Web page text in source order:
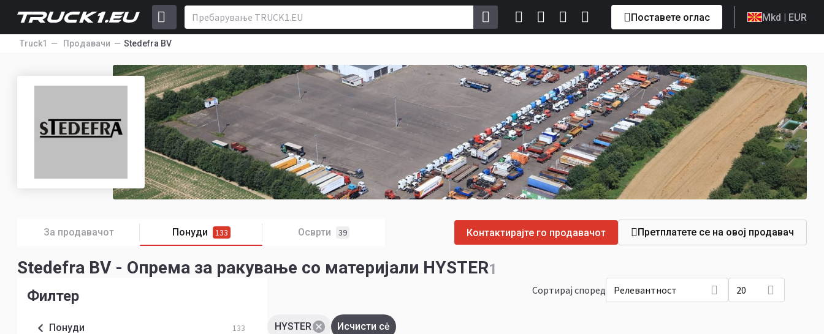
Поставете оглас Mkd | EUR
Truck1 Продавачи Stedefra BV
За продавачот Понуди 133 Осврти 39 Контактирајте го продавачот Претплатете се на овој продавач
Stedefra BV - Опрема за ракување со материјали HYSTER1
Филтер
Понуди 133
Сортирај според Релевантност 20
HYSTER Исчисти сė